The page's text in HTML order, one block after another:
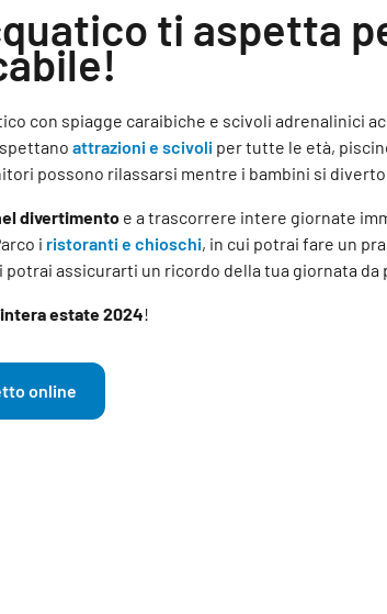
ti aspetta
con spiagge caraibiche e scivoli adrenalinici
attrazioni e scivoli per tutte le età,
possono rilassarsi mentre i bambini si
divertimento e a trascorrere intere giornate
i ristoranti e chioschi, in cui potrai fare un
potrai assicurarti un ricordo della tua giornata da
estate 2024!
online